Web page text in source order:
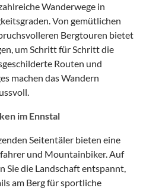
Wanderwege in
Von gemütlichen
Bergtouren bietet
um Schritt für Schritt die
Routen und
machen das Wandern
im Ennstal
Seitentäler bieten eine
und Mountainbiker. Auf
Sie die Landschaft entspannt,
am Berg für sportliche